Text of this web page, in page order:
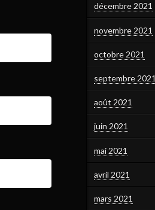
décembre 2021
novembre 2021
octobre 2021
septembre 2021
août 2021
juin 2021
mai 2021
avril 2021
mars 2021